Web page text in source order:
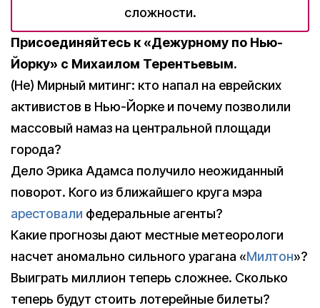
сложности.
Присоединяйтесь к «Дежурному по Нью-
Йорку» с Михаилом Терентьевым.
(Не) Мирный митинг: кто напал на еврейских
активистов в Нью-Йорке и почему позволили
массовый намаз на центральной площади
города?
Дело Эрика Адамса получило неожиданный
поворот. Кого из ближайшего круга мэра
арестовали федеральные агенты?
Какие прогнозы дают местные метеорологи
насчет аномально сильного урагана «Милтон»?
Выиграть миллион теперь сложнее. Сколько
теперь будут стоить лотерейные билеты?